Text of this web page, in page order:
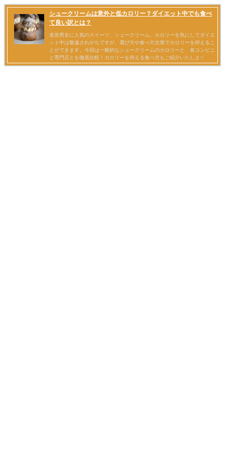
シュークリームは意外と低カロリー？ダイエット中でも食べ
て良い訳とは？
老若男女に人気のスイーツ、シュークリーム。カロリーを気にしてダイエ
ット中は敬遠されがちですが、選び方や食べ方次第でカロリーを抑えるこ
とができます。今回は一般的なシュークリームのカロリーと、各コンビニ
と専門店とを徹底比較！カロリーを抑える食べ方もご紹介いたします。